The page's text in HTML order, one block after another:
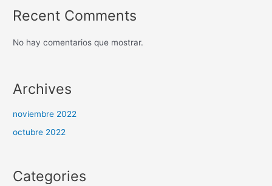
Recent Comments
No hay comentarios que mostrar.
Archives
noviembre 2022
octubre 2022
Categories